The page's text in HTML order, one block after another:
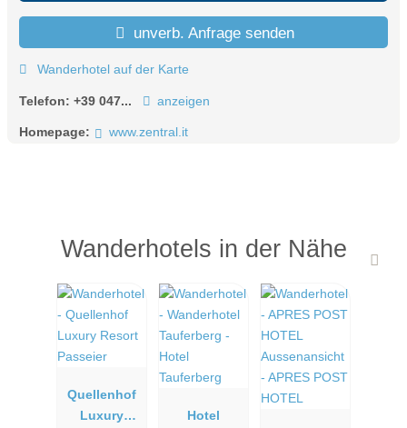
unverb. Anfrage senden
Wanderhotel auf der Karte
Telefon: +39 047... anzeigen
Homepage: www.zentral.it
Wanderhotels in der Nähe
Quellenhof
Luxury
Hotel